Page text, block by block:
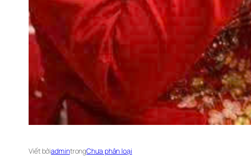
Viết bởiadmintrongChưa phân loại